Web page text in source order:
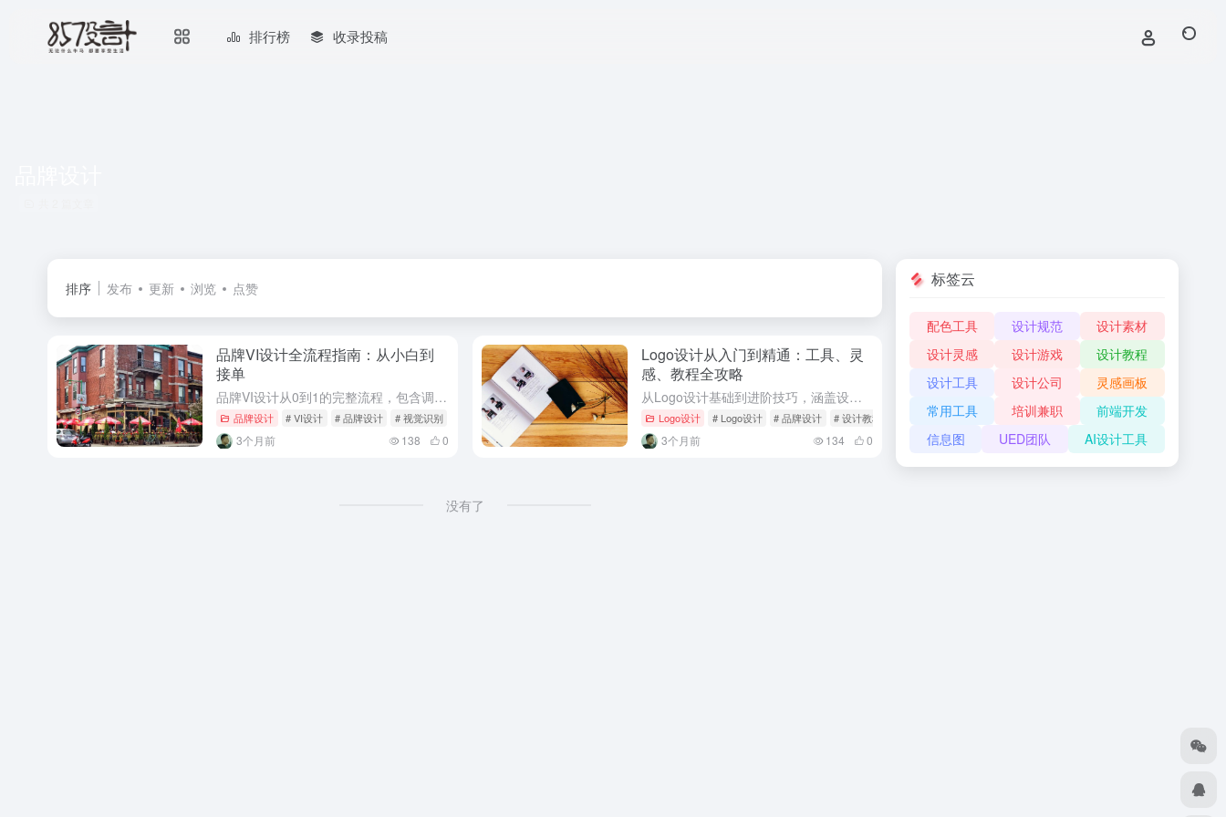
排行榜 收录投稿
排序 发布 更新 浏览 点赞
品牌VI设计全流程指南：从小白到
接单
品牌VI设计从0到1的完整流程，包含调研、策略、Logo、色彩、字体、应用延展、提案交付等全环节，适合想系统学习品牌设计的设计师。
品牌设计 # VI设计 # 品牌设计 # 视觉识别
3个月前 138 0
Logo设计从入门到精通：工具、灵
感、教程全攻略
从Logo设计基础到进阶技巧，涵盖设计流程、灵感来源、在线工具、经典案例和AI辅助设计，完整的Logo设计学习路径。
Logo设计 # Logo设计 # 品牌设计 # 设计教程
3个月前 134 0
没有了
标签云
配色工具 设计规范
设计素材
设计灵感
设计游戏
设计教程
设计工具
设计公司
灵感画板
常用工具
培训兼职
前端开发
信息图
UED团队 AI设计工具